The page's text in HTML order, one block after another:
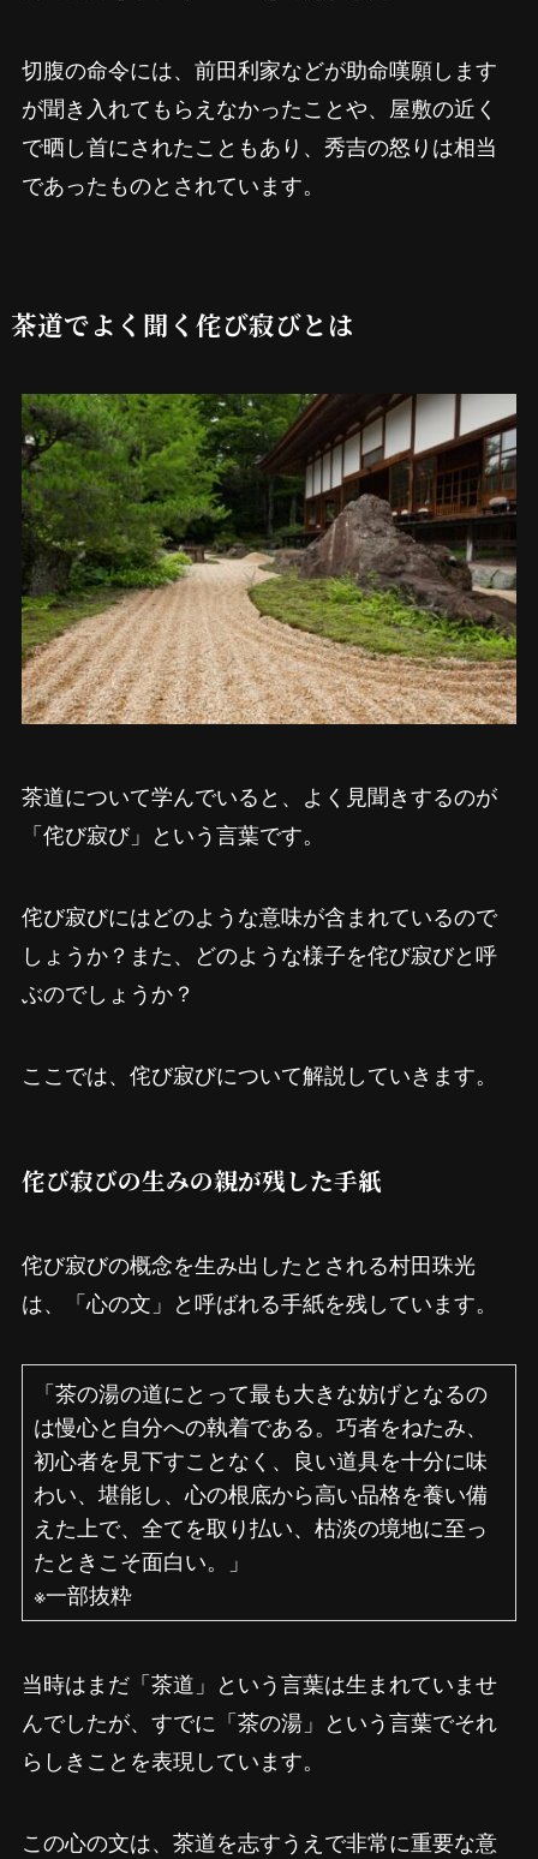
切腹の命令には、前田利家などが助命嘆願します
が聞き入れてもらえなかったことや、屋敷の近く
で晒し首にされたこともあり、秀吉の怒りは相当
であったものとされています。
茶道でよく聞く侘び寂びとは
茶道について学んでいると、よく見聞きするのが
「侘び寂び」という言葉です。
侘び寂びにはどのような意味が含まれているので
しょうか？また、どのような様子を侘び寂びと呼
ぶのでしょうか？
ここでは、侘び寂びについて解説していきます。
侘び寂びの生みの親が残した手紙
侘び寂びの概念を生み出したとされる村田珠光
は、「心の文」と呼ばれる手紙を残しています。
「茶の湯の道にとって最も大きな妨げとなるの
は慢心と自分への執着である。巧者をねたみ、
初心者を見下すことなく、良い道具を十分に味
わい、堪能し、心の根底から高い品格を養い備
えた上で、全てを取り払い、枯淡の境地に至っ
たときこそ面白い。」
※一部抜粋
当時はまだ「茶道」という言葉は生まれていませ
んでしたが、すでに「茶の湯」という言葉でそれ
らしきことを表現しています。
この心の文は、茶道を志すうえで非常に重要な意